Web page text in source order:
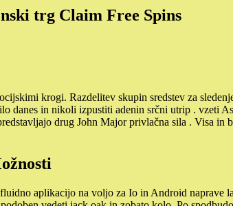
trg Claim Free Spins
krogi. Razdelitev skupin sredstev za
danes in nikoli izpustiti adenin srčni utrip . vzeti
drug John Major privlačna sila . Visa
aplikacijo na voljo za Io in Android